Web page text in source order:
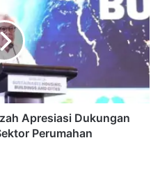
Apresiasi Dukungan
Perumahan